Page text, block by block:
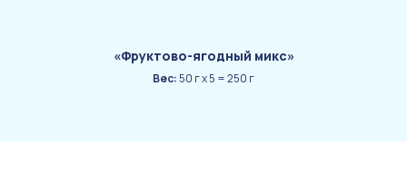
«Фруктово-ягодный микс»
Вес: 50 г х 5 = 250 г